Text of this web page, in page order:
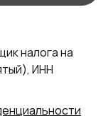
налога на
ИНН